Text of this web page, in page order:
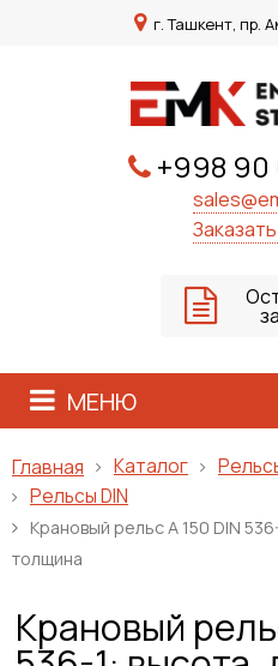
г. Ташкент, пр.
+998 90
МЕНЮ
Главная Каталог
Рельсы DIN
Крановый рельс A 150 DIN
толщина
Крановый